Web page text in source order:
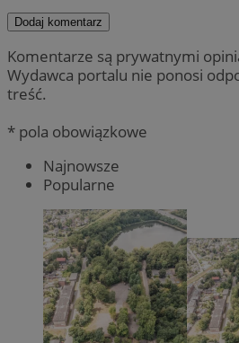
Dodaj komentarz
Komentarze są prywatnymi
Wydawca portalu nie ponosi
treść.
* pola obowiązkowe
Najnowsze
Popularne